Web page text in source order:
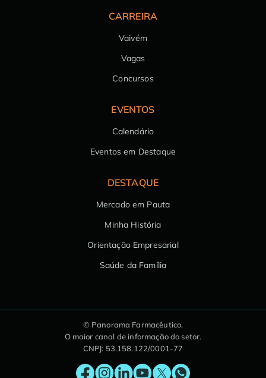
CARREIRA
Vaivém
Vagas
Concursos
EVENTOS
Calendário
Eventos em Destaque
DESTAQUE
Mercado em Pauta
Minha História
Orientação Empresarial
Saúde da Família
© Panorama Farmacêutico.
O maior canal de informação do setor.
CNPJ: 53.158.122/0001-77